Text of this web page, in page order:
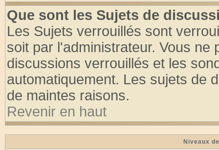
Que sont les Sujets de
Les Sujets verrouillés sont
soit par l'administrateur. Vous
discussions verrouillés et les
automatiquement. Les sujets de
de maintes raisons.
Revenir en haut
Niveaux